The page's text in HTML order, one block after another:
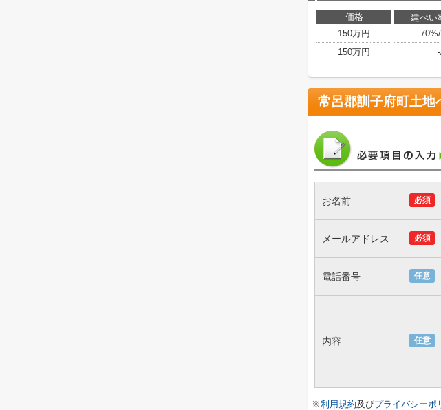
価格 建ぺい
150万円
150万円
常呂郡訓子府町土地
必須
お名前
必須
メールアドレス
任意
電話番号
任意
内容
※利用規約及びプライバシーポ